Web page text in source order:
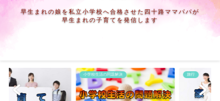
早生まれの娘を私立小学校へ合格させた四十路ママパパが
早生まれの子育てを発信します
小学校生活の問題解決 旅行